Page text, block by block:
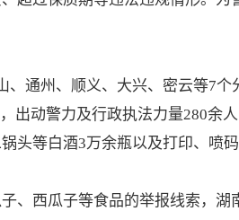
州、顺义、大兴、密云等7个
出动警力及行政执法力量280余
等白酒3万余瓶以及打印、喷
西瓜子等食品的举报线索，湖